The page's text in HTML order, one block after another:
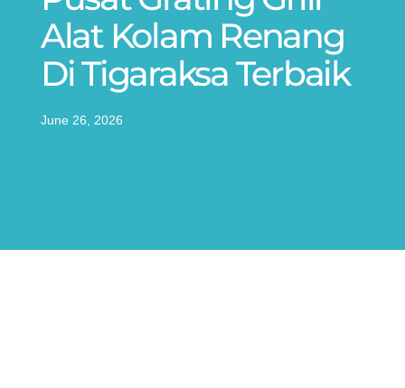
Alat Kolam Renang
Di Tigaraksa Terbaik
June 26, 2026